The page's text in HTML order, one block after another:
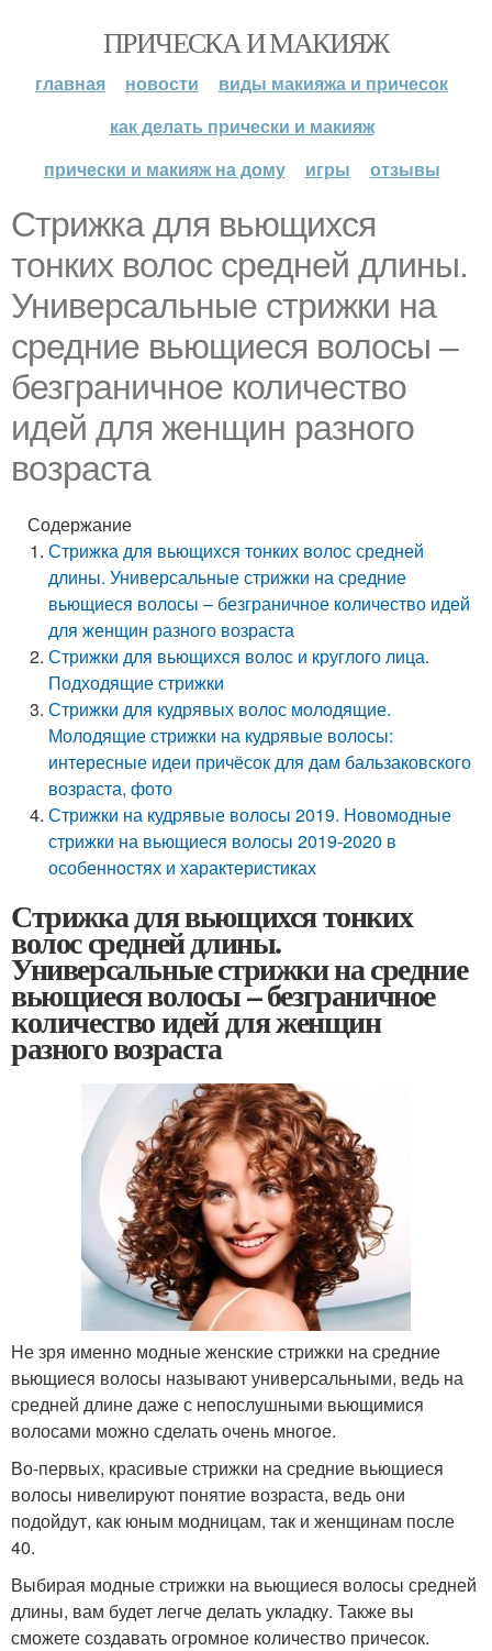
ПРИЧЕСКА И МАКИЯЖ
главная новости
виды макияжа и причесок
как делать прически и макияж
прически и макияж на дому
игры отзывы
Стрижка для вьющихся
тонких волос средней длины.
Универсальные стрижки на
средние вьющиеся волосы –
безграничное количество
идей для женщин разного
возраста
Содержание
Стрижка для вьющихся тонких волос средней
длины. Универсальные стрижки на средние
вьющиеся волосы – безграничное количество идей
для женщин разного возраста
Стрижки для вьющихся волос и круглого лица.
Подходящие стрижки
Стрижки для кудрявых волос молодящие.
Молодящие стрижки на кудрявые волосы:
интересные идеи причёсок для дам бальзаковского
возраста, фото
Стрижки на кудрявые волосы 2019. Новомодные
стрижки на вьющиеся волосы 2019-2020 в
особенностях и характеристиках
Стрижка для вьющихся тонких
волос средней длины.
Универсальные стрижки на средние
вьющиеся волосы – безграничное
количество идей для женщин
разного возраста
Не зря именно модные женские стрижки на средние
вьющиеся волосы называют универсальными, ведь на
средней длине даже с непослушными вьющимися
волосами можно сделать очень многое.
Во-первых, красивые стрижки на средние вьющиеся
волосы нивелируют понятие возраста, ведь они
подойдут, как юным модницам, так и женщинам после
40.
Выбирая модные стрижки на вьющиеся волосы средней
длины, вам будет легче делать укладку. Также вы
сможете создавать огромное количество причесок.